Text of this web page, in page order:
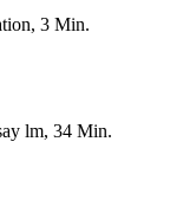
3 Min.
lm, 34 Min.